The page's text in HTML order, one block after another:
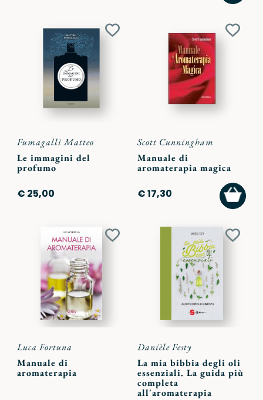
Aggiungi
Fumagalli Matteo
Le immagini del
profumo
€ 25,00
Scott Cunningham
Manuale di
aromaterapia magica
€ 17,30
AL
Aggiungi
Luca Fortuna
Manuale di
aromaterapia
Danièle Festy
La mia bibbia degli oli
essenziali. La guida più
completa
all'aromaterapia